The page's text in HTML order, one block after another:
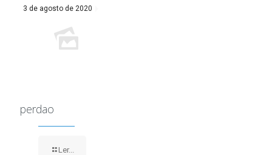
3 de agosto de 2020
perdao
Ler...